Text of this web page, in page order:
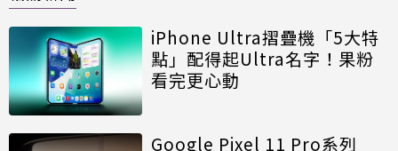
iPhone Ultra摺疊機「5大特
點」配得起Ultra名字！果粉
看完更心動
Google Pixel 11 Pro系列